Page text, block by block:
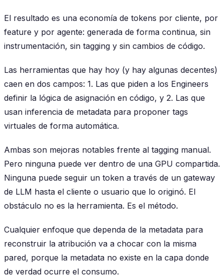
El resultado es una economía de tokens por cliente, por
feature y por agente: generada de forma continua, sin
instrumentación, sin tagging y sin cambios de código.
Las herramientas que hay hoy (y hay algunas decentes)
caen en dos campos: 1. Las que piden a los Engineers
definir la lógica de asignación en código, y 2. Las que
usan inferencia de metadata para proponer tags
virtuales de forma automática.
Ambas son mejoras notables frente al tagging manual.
Pero ninguna puede ver dentro de una GPU compartida.
Ninguna puede seguir un token a través de un gateway
de LLM hasta el cliente o usuario que lo originó. El
obstáculo no es la herramienta. Es el método.
Cualquier enfoque que dependa de la metadata para
reconstruir la atribución va a chocar con la misma
pared, porque la metadata no existe en la capa donde
de verdad ocurre el consumo.